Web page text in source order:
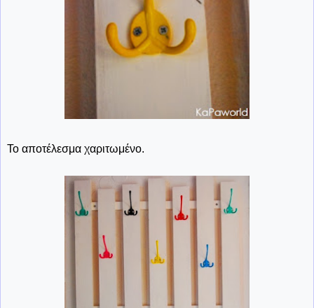
Το αποτέλεσμα χαριτωμένο.